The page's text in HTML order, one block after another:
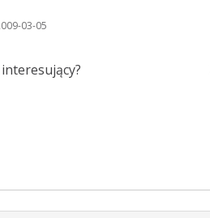
03-05